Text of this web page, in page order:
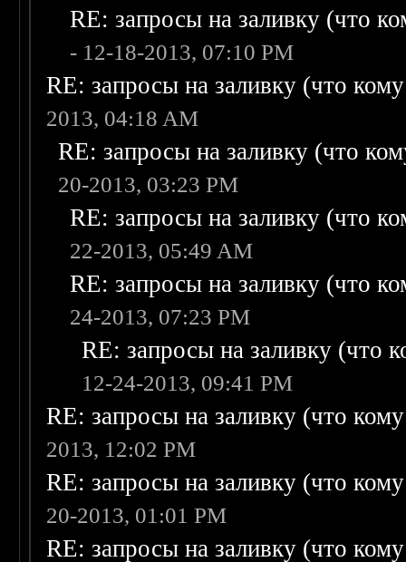
RE: запросы на заливку (что
- 12-18-2013, 07:10 PM
RE: запросы на заливку (что
2013, 04:18 AM
RE: запросы на заливку (что
20-2013, 03:23 PM
RE: запросы на заливку (что
22-2013, 05:49 AM
RE: запросы на заливку (что
24-2013, 07:23 PM
RE: запросы на заливку (что
12-24-2013, 09:41 PM
RE: запросы на заливку (что
2013, 12:02 PM
RE: запросы на заливку (что
20-2013, 01:01 PM
RE: запросы на заливку (что